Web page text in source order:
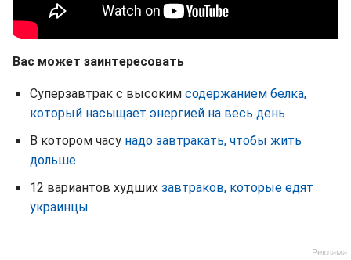
Вас может заинтересовать
Суперзавтрак с высоким содержанием белка,
который насыщает энергией на весь день
В котором часу надо завтракать, чтобы жить
дольше
12 вариантов худших завтраков, которые едят
украинцы